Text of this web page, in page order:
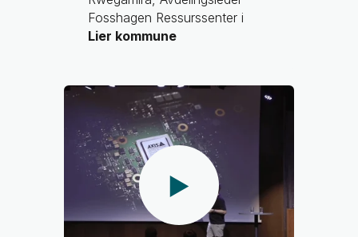
Fosshagen Ressurssenter i
Lier kommune